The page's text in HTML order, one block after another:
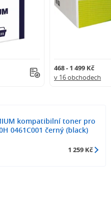
468 - 1 499 Kč
v 16 obchodech
kompatibilní toner pro
0461C001 černý (black)
1 259 Kč